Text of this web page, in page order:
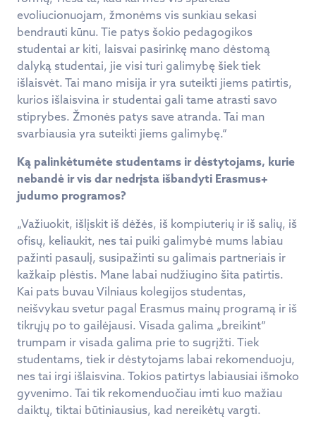
evoliucionuojam, žmonėms vis sunkiau sekasi
bendrauti kūnu. Tie patys šokio pedagogikos
studentai ar kiti, laisvai pasirinkę mano dėstomą
dalyką studentai, jie visi turi galimybę šiek tiek
išlaisvėt. Tai mano misija ir yra suteikti jiems patirtis,
kurios išlaisvina ir studentai gali tame atrasti savo
stiprybes. Žmonės patys save atranda. Tai man
svarbiausia yra suteikti jiems galimybę.“
Ką palinkėtumėte studentams ir dėstytojams, kurie
nebandė ir vis dar nedrįsta išbandyti Erasmus+
judumo programos?
„Važiuokit, išlįskit iš dėžės, iš kompiuterių ir iš salių, iš
ofisų, keliaukit, nes tai puiki galimybė mums labiau
pažinti pasaulį, susipažinti su galimais partneriais ir
kažkaip plėstis. Mane labai nudžiugino šita patirtis.
Kai pats buvau Vilniaus kolegijos studentas,
neišvykau svetur pagal Erasmus mainų programą ir iš
tikrųjų po to gailėjausi. Visada galima „breikint“
trumpam ir visada galima prie to sugrįžti. Tiek
studentams, tiek ir dėstytojams labai rekomenduoju,
nes tai irgi išlaisvina. Tokios patirtys labiausiai išmoko
gyvenimo. Tai tik rekomenduočiau imti kuo mažiau
daiktų, tiktai būtiniausius, kad nereikėtų vargti.